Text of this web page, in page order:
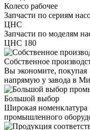
Колесо рабочее
Запчасти по сериям
ЦНС
Запчасти по моделям
ЦНС 180
Собственное
Вы экономите, покупая
напрямую у завода в
Большой выбор
Широкая номенклатура
промышленного